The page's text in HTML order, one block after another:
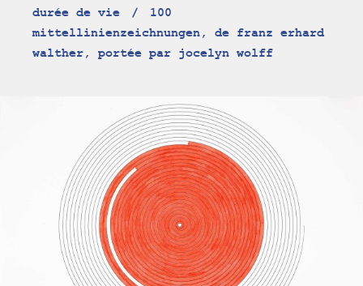
durée de vie
100
mittellinienzeichnungen, de franz erhard
walther, portée par jocelyn wolff